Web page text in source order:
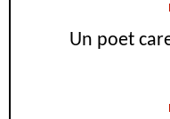
Un poet